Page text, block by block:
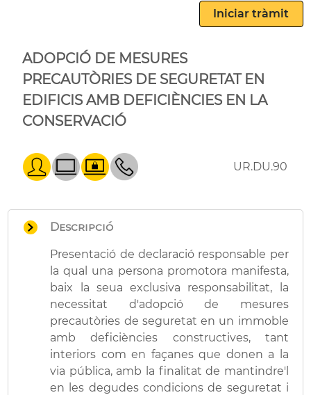
ADOPCIÓ DE MESURES
PRECAUTÒRIES DE SEGURETAT EN
EDIFICIS AMB DEFICIÈNCIES EN LA
CONSERVACIÓ
UR.DU.90
Descripció
Presentació de declaració responsable per
la qual una persona promotora manifesta,
baix la seua exclusiva responsabilitat, la
necessitat d'adopció de mesures
precautòries de seguretat en un immoble
amb deficiències constructives, tant
interiors com en façanes que donen a la
via pública, amb la finalitat de mantindre'l
en les degudes condicions de seguretat i